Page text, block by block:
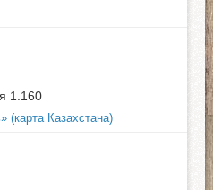
1.160
(карта Казахстана)